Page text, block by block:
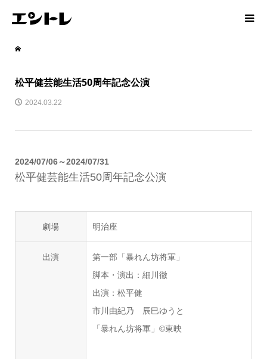
松平健芸能生活50周年記念公演
2024.03.22
2024/07/06～2024/07/31
松平健芸能生活50周年記念公演
劇場 明治座
出演
第一部「暴れん坊将軍」
脚本・演出：細川徹
出演：松平健
市川由紀乃 辰巳ゆうと
「暴れん坊将軍」©東映